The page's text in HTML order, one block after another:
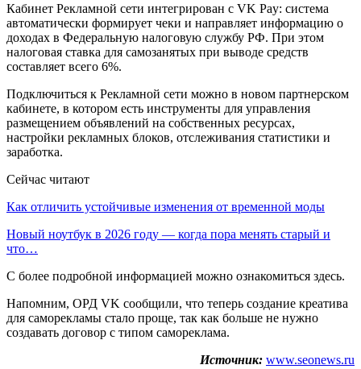
Кабинет Рекламной сети интегрирован с VK Pay: система
автоматически формирует чеки и направляет информацию о
доходах в Федеральную налоговую службу РФ. При этом
налоговая ставка для самозанятых при выводе средств
составляет всего 6%.
Подключиться к Рекламной сети можно в новом партнерском
кабинете, в котором есть инструменты для управления
размещением объявлений на собственных ресурсах,
настройки рекламных блоков, отслеживания статистики и
заработка.
Сейчас читают
Как отличить устойчивые изменения от временной моды
Новый ноутбук в 2026 году — когда пора менять старый и
что…
С более подробной информацией можно ознакомиться здесь.
Напомним, ОРД VK сообщили, что теперь создание креатива
для саморекламы стало проще, так как больше не нужно
создавать договор с типом самореклама.
Источник: www.seonews.ru